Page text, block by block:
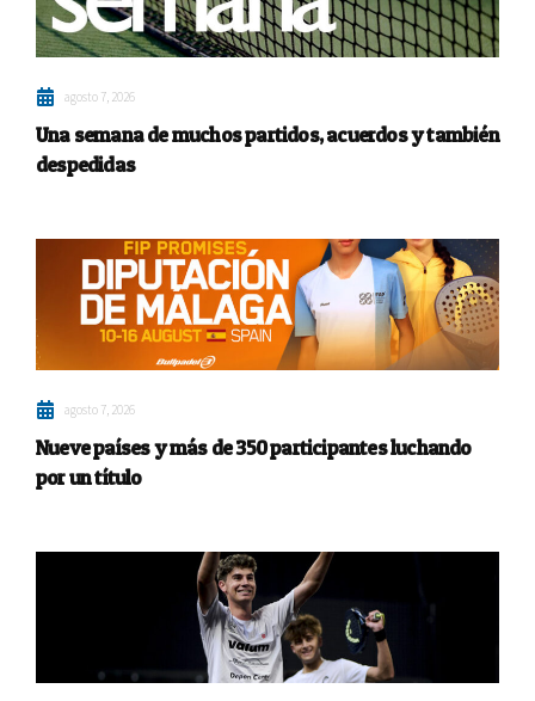
agosto 7, 2026
Una semana de muchos partidos, acuerdos y también
despedidas
agosto 7, 2026
Nueve países y más de 350 participantes luchando
por un título